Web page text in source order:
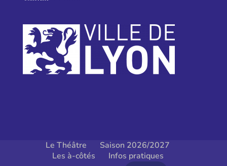
Le Théâtre
Saison 2026/2027
Les à-côtés
Infos pratiques